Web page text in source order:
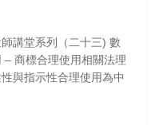
講堂系列（二十三) 數
– 商標合理使用相關法理
與指示性合理使用為中